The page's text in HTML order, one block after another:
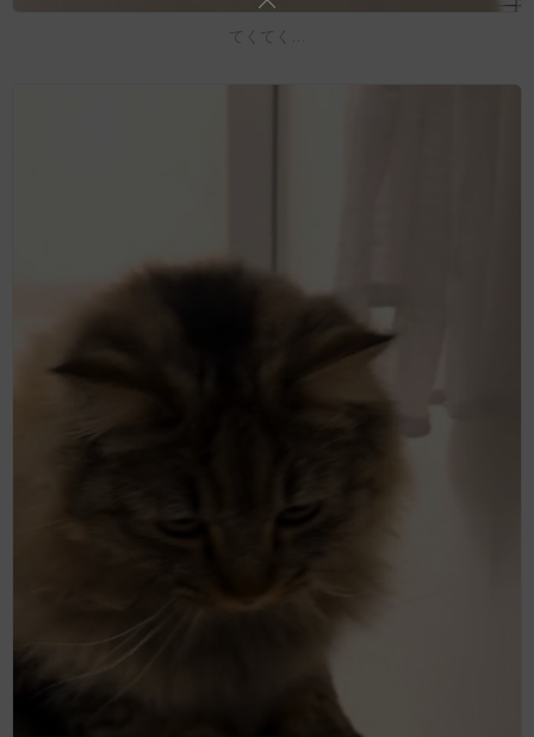
てくてく…